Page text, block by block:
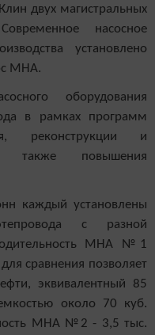
двух магистральных
Современное насосное
установлено
МНА.
оборудования
в рамках программ
реконструкции и
также повышения
каждый установлены
с разной
МНА №1
сравнения позволяет
эквивалентный 85
около 70 куб.
МНА №2 - 3,5 тыс.